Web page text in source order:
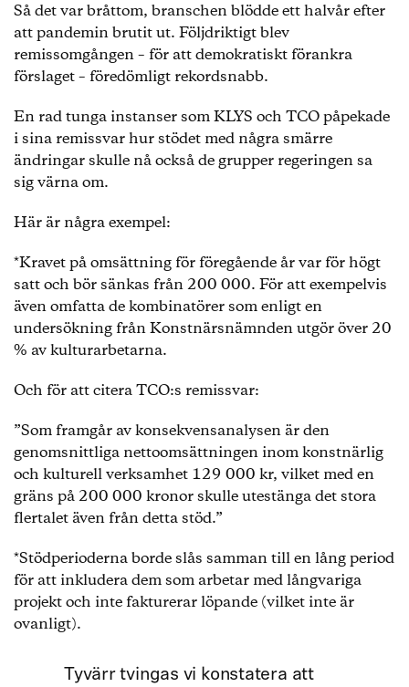
Så det var bråttom, branschen blödde ett halvår efter
att pandemin brutit ut. Följdriktigt blev
remissomgången – för att demokratiskt förankra
förslaget – föredömligt rekordsnabb.
En rad tunga instanser som KLYS och TCO påpekade
i sina remissvar hur stödet med några smärre
ändringar skulle nå också de grupper regeringen sa
sig värna om.
Här är några exempel:
*Kravet på omsättning för föregående år var för högt
satt och bör sänkas från 200 000. För att exempelvis
även omfatta de kombinatörer som enligt en
undersökning från Konstnärsnämnden utgör över 20
% av kulturarbetarna.
Och för att citera TCO:s remissvar:
”Som framgår av konsekvensanalysen är den
genomsnittliga nettoomsättningen inom konstnärlig
och kulturell verksamhet 129 000 kr, vilket med en
gräns på 200 000 kronor skulle utestänga det stora
flertalet även från detta stöd.”
*Stödperioderna borde slås samman till en lång period
för att inkludera dem som arbetar med långvariga
projekt och inte fakturerar löpande (vilket inte är
ovanligt).
Tyvärr tvingas vi konstatera att